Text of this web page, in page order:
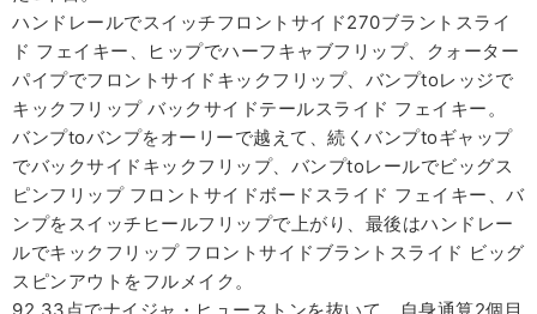
ハンドレールでスイッチフロントサイド270ブラントスライ
ド フェイキー、ヒップでハーフキャブフリップ、クォーター
パイプでフロントサイドキックフリップ、バンプtoレッジで
キックフリップ バックサイドテールスライド フェイキー。
バンプtoバンプをオーリーで越えて、続くバンプtoギャップ
でバックサイドキックフリップ、バンプtoレールでビッグス
ピンフリップ フロントサイドボードスライド フェイキー、バ
ンプをスイッチヒールフリップで上がり、最後はハンドレー
ルでキックフリップ フロントサイドブラントスライド ビッグ
スピンアウトをフルメイク。